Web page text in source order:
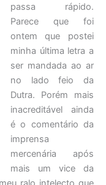
passa rápido.
Parece que foi
ontem que postei
minha última letra a
ser mandada ao ar
no lado feio da
Dutra. Porém mais
inacreditável ainda
é o comentário da
imprensa
mercenária após
mais um vice da